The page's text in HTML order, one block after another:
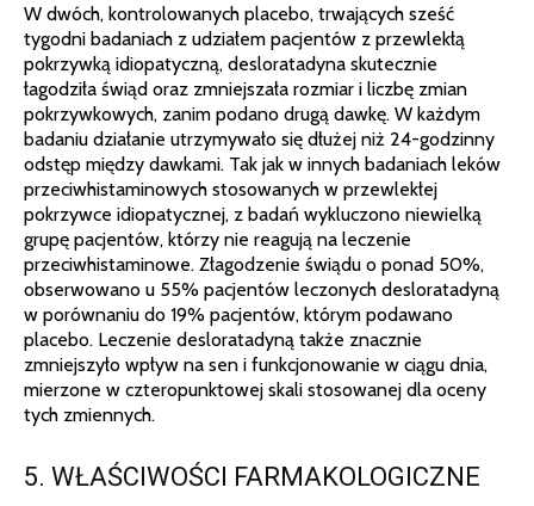
W dwóch, kontrolowanych placebo, trwających sześć
tygodni badaniach z udziałem pacjentów z przewlekłą
pokrzywką idiopatyczną, desloratadyna skutecznie
łagodziła świąd oraz zmniejszała rozmiar i liczbę zmian
pokrzywkowych, zanim podano drugą dawkę. W każdym
badaniu działanie utrzymywało się dłużej niż 24-godzinny
odstęp między dawkami. Tak jak w innych badaniach leków
przeciwhistaminowych stosowanych w przewlekłej
pokrzywce idiopatycznej, z badań wykluczono niewielką
grupę pacjentów, którzy nie reagują na leczenie
przeciwhistaminowe. Złagodzenie świądu o ponad 50%,
obserwowano u 55% pacjentów leczonych desloratadyną
w porównaniu do 19% pacjentów, którym podawano
placebo. Leczenie desloratadyną także znacznie
zmniejszyło wpływ na sen i funkcjonowanie w ciągu dnia,
mierzone w czteropunktowej skali stosowanej dla oceny
tych zmiennych.
5. WŁAŚCIWOŚCI FARMAKOLOGICZNE